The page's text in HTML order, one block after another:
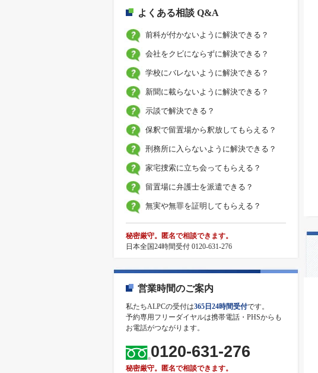
よくある相談 Q&A
前科が付かないように解決できる？
会社をクビにならずに解決できる？
学校にバレないように解決できる？
新聞に載らないように解決できる？
示談で解決できる？
保釈で留置場から釈放してもらえる？
刑務所に入らないように解決できる？
家宅捜索に立ち会ってもらえる？
留置場に弁護士を派遣できる？
無実や無罪を証明してもらえる？
秘密厳守。匿名で相談できます。
日本全国24時間受付 0120-631-276
営業時間のご案内
私たちALPCの受付は365日24時間受付です。
予約専用フリーダイヤルは携帯電話・PHSからも
お電話がつながります。
0120-631-276
秘密厳守。匿名で相談できます。